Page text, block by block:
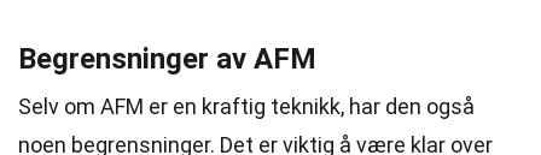
Begrensninger av AFM
Selv om AFM er en kraftig teknikk, har den også
noen begrensninger. Det er viktig å være klar over